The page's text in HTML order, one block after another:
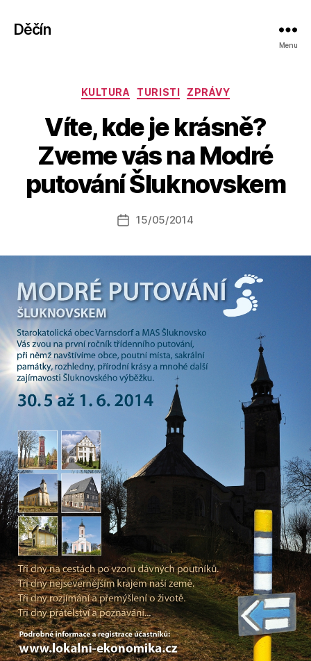
Děčín
Menu
Rubriky
KULTURA TURISTI ZPRÁVY
Víte, kde je krásně?
Zveme vás na Modré
putování Šluknovskem
Autor
příspěvku
u
o
a
o
Datum
15/05/2014